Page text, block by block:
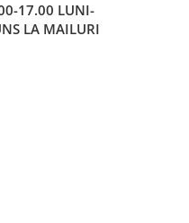
17.00 LUNI-
LA MAILURI